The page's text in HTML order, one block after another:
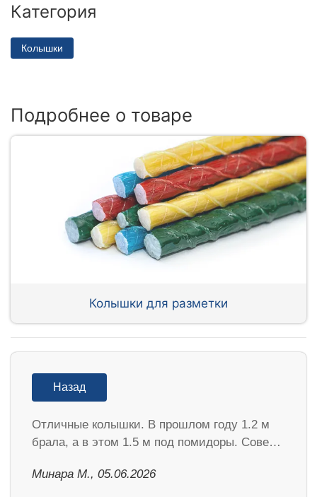
Категория
Колышки
Подробнее о товаре
Колышки для разметки
Назад
Отличные колышки. В прошлом году 1.2 м
брала, а в этом 1.5 м под помидоры. Сове…
Минара М., 05.06.2026